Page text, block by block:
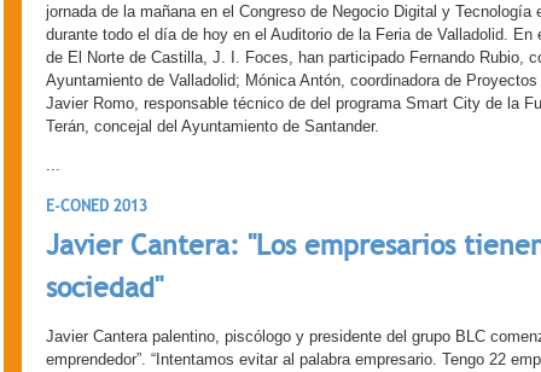
jornada de la mañana en el Congreso de Negocio Digital y
durante todo el día de hoy en el Auditorio de la Feria de Valladolid.
de El Norte de Castilla, J. I. Foces, han participado Fernando Rubio,
Ayuntamiento de Valladolid; Mónica Antón, coordinadora de
Javier Romo, responsable técnico de del programa Smart City de la
Terán, concejal del Ayuntamiento de Santander.
E-CONED 2013
Javier Cantera: "Los empresarios
sociedad"
Javier Cantera palentino, piscólogo y presidente del grupo BLC
emprendedor”. “Intentamos evitar al palabra empresario. Tengo 22